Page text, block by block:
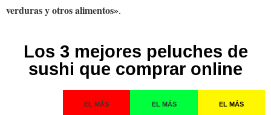
verduras y otros alimentos».
Los 3 mejores peluches de
sushi que comprar online
EL MÁS EL MÁS EL MÁS